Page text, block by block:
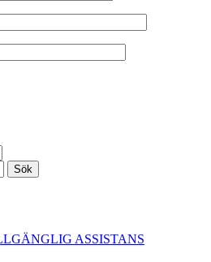
ASSISTANS